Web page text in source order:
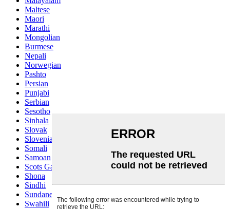
Maltese
Maori
Marathi
Mongolian
Burmese
Nepali
Norwegian
Pashto
Persian
Punjabi
Serbian
Sesotho
Sinhala
Slovak
Slovenian
Somali
Samoan
Scots Gaelic
Shona
Sindhi
Sundanese
Swahili